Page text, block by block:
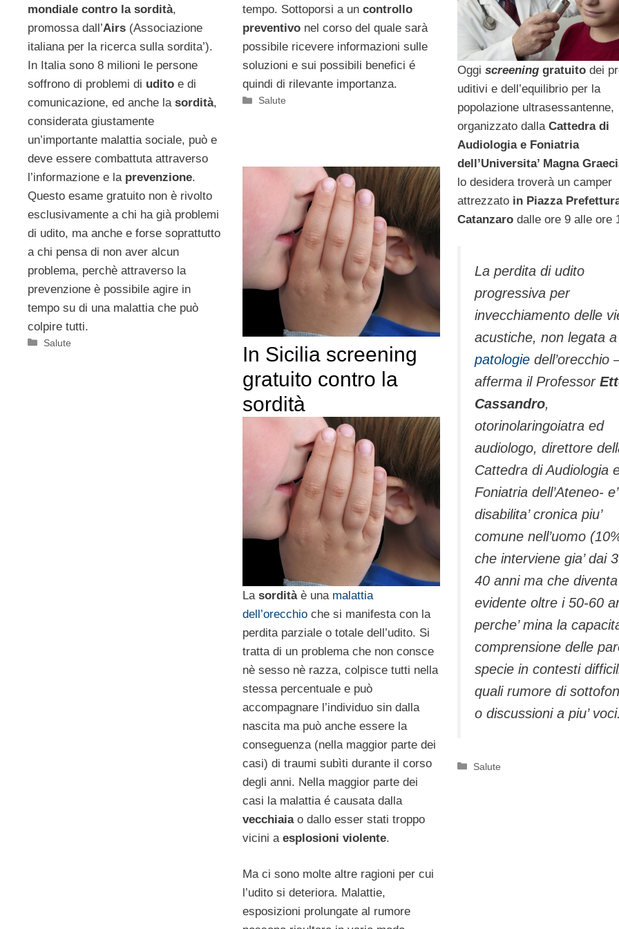
mondiale contro la sordità,
promossa dall’Airs (Associazione
italiana per la ricerca sulla sordita’).
In Italia sono 8 milioni le persone
soffrono di problemi di udito e di
comunicazione, ed anche la sordità,
considerata giustamente
un’importante malattia sociale, può e
deve essere combattuta attraverso
l’informazione e la prevenzione.
Questo esame gratuito non è rivolto
esclusivamente a chi ha già problemi
di udito, ma anche e forse soprattutto
a chi pensa di non aver alcun
problema, perchè attraverso la
prevenzione è possibile agire in
tempo su di una malattia che può
colpire tutti.
Categorie
Salute
tempo. Sottoporsi a un controllo
preventivonel corso del quale sarà
possibile ricevere informazioni sulle
soluzioni e sui possibili benefici é
quindi di rilevante importanza.
Categorie
Salute
Oggi screening gratuitodei
uditivi e dell’equilibrio per la
popolazione ultrasessantenne,
organizzato dalla Cattedra di
Audiologia e Foniatria
dell’Universita’ Magna
lo desidera troverà un camper
attrezzato in Piazza
Catanzarodalle ore 9 alle ore
La perdita di udito
progressiva per
invecchiamento delle
acustiche, non legata a
patologiedell’orecchio
afferma il Professor
Cassandro,
otorinolaringoiatra ed
audiologo, direttore
Cattedra di Audiologia
Foniatria dell’Ateneo-
disabilita’ cronica piu’
comune nell’uomo
che interviene gia’ dai
40 anni ma che diventa
evidente oltre i 50-60
perche’ mina la
comprensione delle
specie in contesti
quali rumore di
o discussioni a piu’ voci.
Categorie
Salute
In Sicilia screening
gratuito contro la
sordità
La sorditàè una malattia
dell’orecchioche si manifesta con la
perdita parziale o totale dell’udito. Si
tratta di un problema che non consce
nè sesso nè razza, colpisce tutti nella
stessa percentuale e può
accompagnare l’individuo sin dalla
nascita ma può anche essere la
conseguenza (nella maggior parte dei
casi) di traumi subìti durante il corso
degli anni. Nella maggior parte dei
casi la malattia é causata dalla
vecchiaiao dallo esser stati troppo
vicini a esplosioni violente.
Ma ci sono molte altre ragioni per cui
l’udito si deteriora. Malattie,
esposizioni prolungate al rumore